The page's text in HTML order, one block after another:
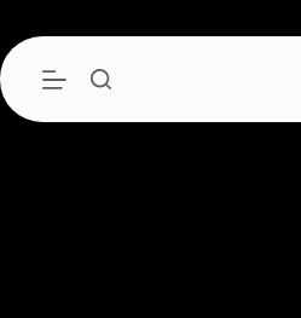
περιεχόμενο